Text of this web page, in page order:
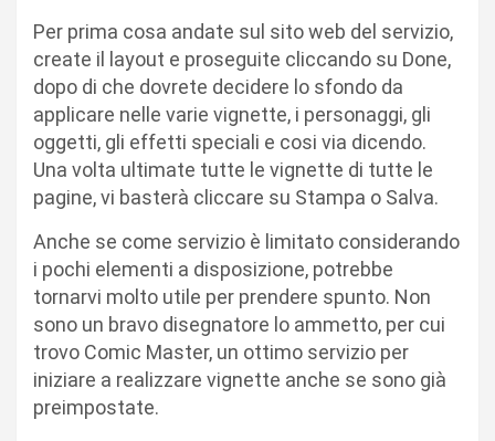
Per prima cosa andate sul sito web del servizio,
create il layout e proseguite cliccando su Done,
dopo di che dovrete decidere lo sfondo da
applicare nelle varie vignette, i personaggi, gli
oggetti, gli effetti speciali e cosi via dicendo.
Una volta ultimate tutte le vignette di tutte le
pagine, vi basterà cliccare su Stampa o Salva.
Anche se come servizio è limitato considerando
i pochi elementi a disposizione, potrebbe
tornarvi molto utile per prendere spunto. Non
sono un bravo disegnatore lo ammetto, per cui
trovo Comic Master, un ottimo servizio per
iniziare a realizzare vignette anche se sono già
preimpostate.